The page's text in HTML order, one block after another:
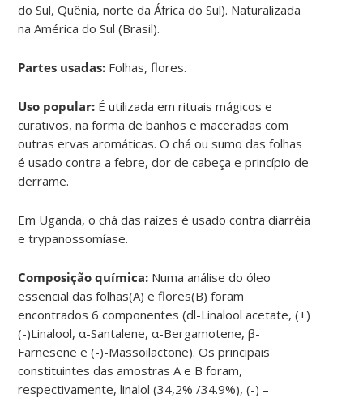
do Sul, Quênia, norte da África do Sul). Naturalizada
na América do Sul (Brasil).
Partes usadas: Folhas, flores.
Uso popular: É utilizada em rituais mágicos e
curativos, na forma de banhos e maceradas com
outras ervas aromáticas. O chá ou sumo das folhas
é usado contra a febre, dor de cabeça e princípio de
derrame.
Em Uganda, o chá das raízes é usado contra diarréia
e trypanossomíase.
Composição química: Numa análise do óleo
essencial das folhas(A) e flores(B) foram
encontrados 6 componentes (dl-​Linalool acetate, (+)
(-)​Linalool, α-​Santalene, α-​Bergamotene, β-​
Farnesene e (-​)​-​Massoilactone). Os principais
constituintes das amostras A e B foram,
respectivamente, linalol (34,2% /34.9%), (-) –